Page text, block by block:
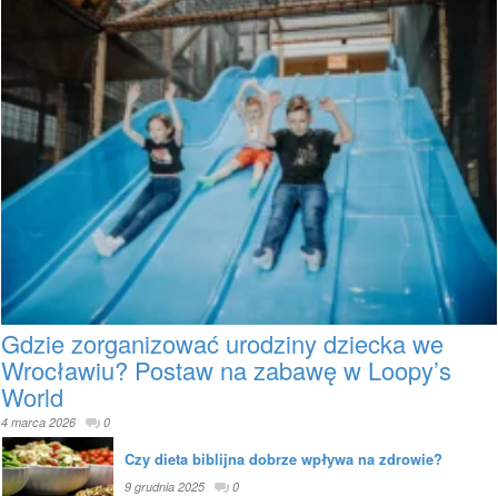
Gdzie zorganizować urodziny dziecka we
Wrocławiu? Postaw na zabawę w Loopy’s
World
4 marca 2026 0
Czy dieta biblijna dobrze wpływa na zdrowie?
9 grudnia 2025 0